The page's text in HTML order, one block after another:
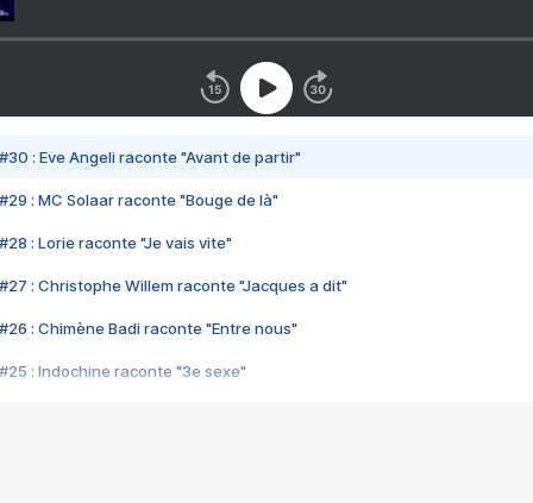
#30 : Eve Angeli raconte "Avant de partir"
#29 : MC Solaar raconte "Bouge de là"
#28 : Lorie raconte "Je vais vite"
#27 : Christophe Willem raconte "Jacques a dit"
#26 : Chimène Badi raconte "Entre nous"
#25 : Indochine raconte "3e sexe"